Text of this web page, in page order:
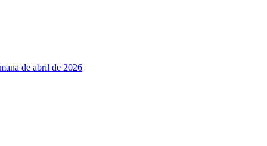
de abril de 2026